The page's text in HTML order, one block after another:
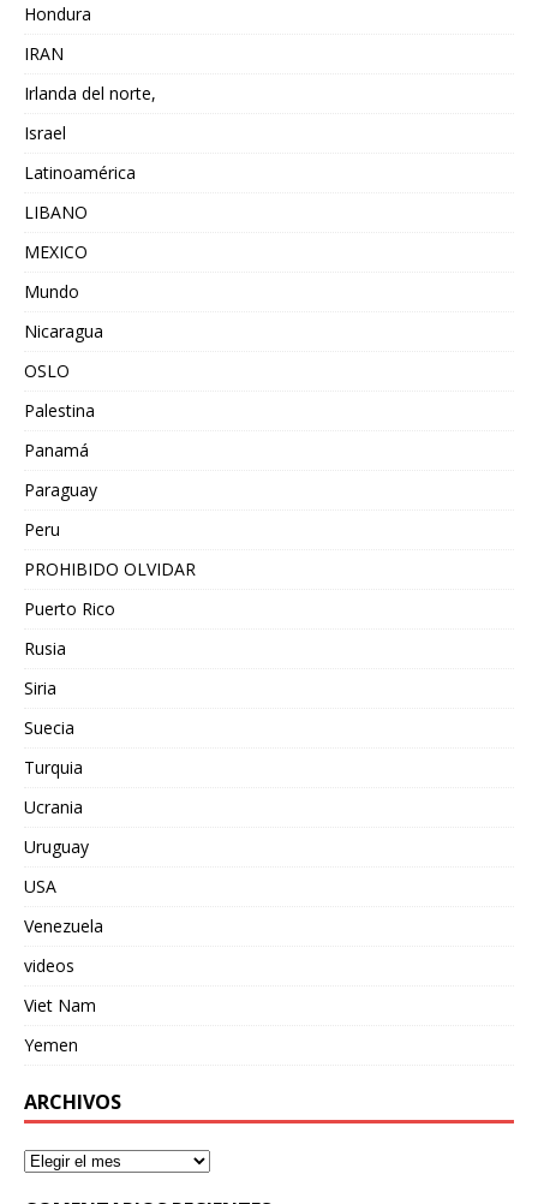
Hondura
IRAN
Irlanda del norte,
Israel
Latinoamérica
LIBANO
MEXICO
Mundo
Nicaragua
OSLO
Palestina
Panamá
Paraguay
Peru
PROHIBIDO OLVIDAR
Puerto Rico
Rusia
Siria
Suecia
Turquia
Ucrania
Uruguay
USA
Venezuela
videos
Viet Nam
Yemen
ARCHIVOS